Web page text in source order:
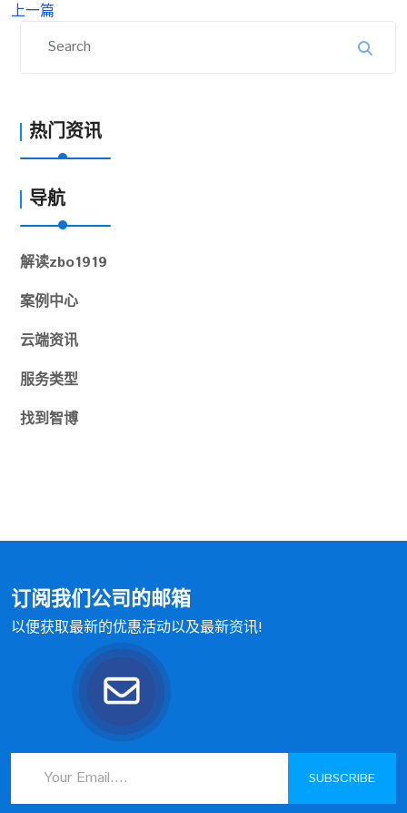
上一篇
热门资讯
导航
解读zbo1919
案例中心
云端资讯
服务类型
找到智博
订阅我们公司的邮箱
以便获取最新的优惠活动以及最新资讯!
SUBSCRIBE